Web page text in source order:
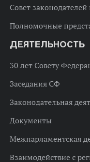
Совет
Полномочные
ДЕЯТЕЛЬНОСТЬ
30 лет Совету
Заседания СФ
Законодательная
Документы
Межпарламентская
Взаимодействие с